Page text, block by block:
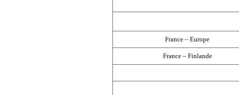
France – Europe
France – Finlande